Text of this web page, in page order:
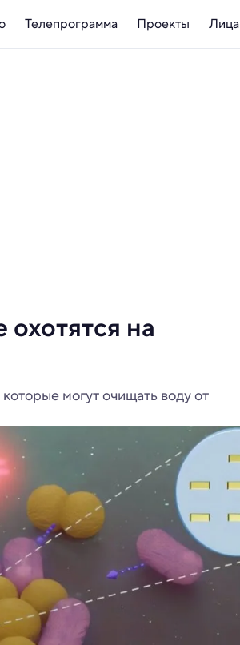
Телепрограмма Проекты Лица
на
могут очищать воду от